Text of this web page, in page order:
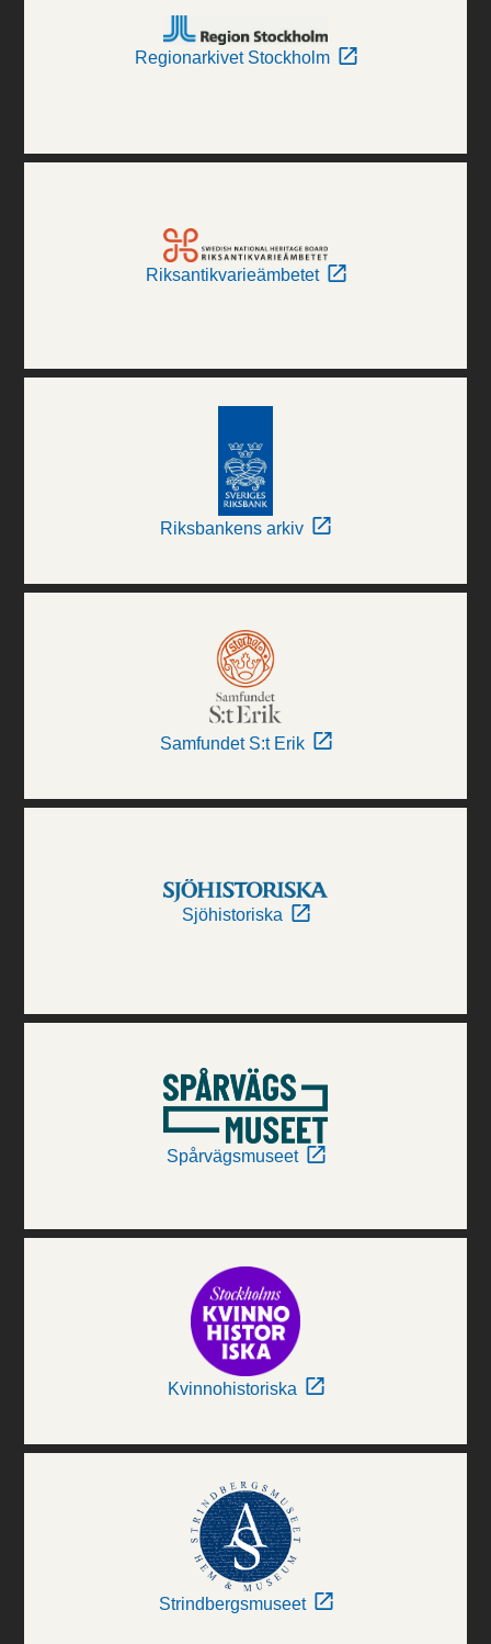
Regionarkivet Stockholm
Riksantikvarieämbetet
Riksbankens arkiv
Samfundet S:t Erik
Sjöhistoriska
Spårvägsmuseet
Kvinnohistoriska
Strindbergsmuseet